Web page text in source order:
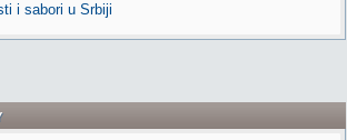
i sabori u Srbiji